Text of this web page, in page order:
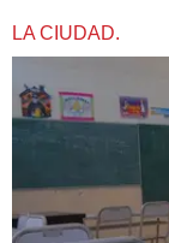
LA CIUDAD.